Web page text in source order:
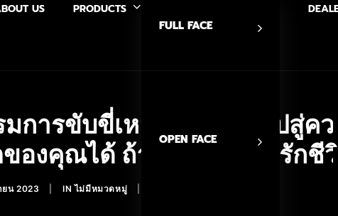
US PRODUCTS
FULL FACE
OPEN FACE
การขับขี่เหล่านี้อาจนำไปสู่คว
องคุณได้ ถ้ายังรักรถและรักชีวิ
น 2023 INไม่มีหมวดหมู่